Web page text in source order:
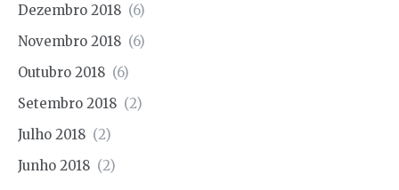
Dezembro 2018 (6)
Novembro 2018 (6)
Outubro 2018 (6)
Setembro 2018 (2)
Julho 2018 (2)
Junho 2018 (2)